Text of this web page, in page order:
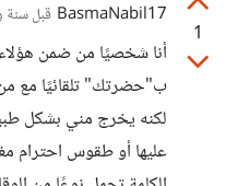
1
BasmaNabil17 قبل سنة
أنا شخصيًا من ضمن
ب"حضرتك" تلقائيًا مع من
لكنه يخرج مني بشكل
عليها أو طقوس احترام